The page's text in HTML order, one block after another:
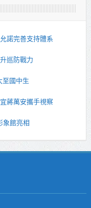
諾完善支持體系
巡防戰力
至國中生
蔣萬安攜手視察
象館亮相